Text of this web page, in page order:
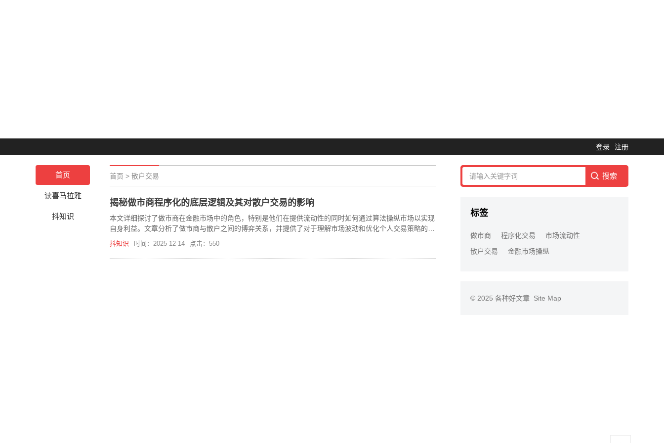
登录 注册
首页
读喜马拉雅
抖知识
首页 > 散户交易
揭秘做市商程序化的底层逻辑及其对散户交易的影响
本文详细探讨了做市商在金融市场中的角色，特别是他们在提供流动性的同时如何通过算法操纵市场以实现
自身利益。文章分析了做市商与散户之间的博弈关系，并提供了对于理解市场波动和优化个人交易策略的见
解。
抖知识 时间：2025-12-14 点击：550
标签
做市商 程序化交易
市场流动性
散户交易
金融市场操纵
© 2025 各种好文章 Site Map